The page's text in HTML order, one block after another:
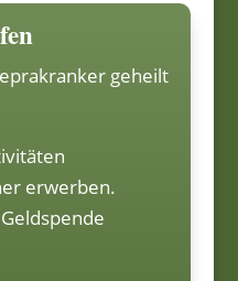
geheilt
erwerben.